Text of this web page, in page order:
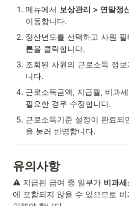
메뉴에서 보상관리 > 연말정
이동합니다.
정산년도를 선택하고 사원
튼을 클릭합니다.
조회된 사원의 근로소득 정
니다.
근로소득금액, 지급월, 비과
필요한 경우 수정합니다.
근로소득기준 설정이 완료되
을 눌러 반영합니다.
유의사항
⚠️ 지급된 급여 중 일부가 비과
에 포함되지 않을 수 있으므로